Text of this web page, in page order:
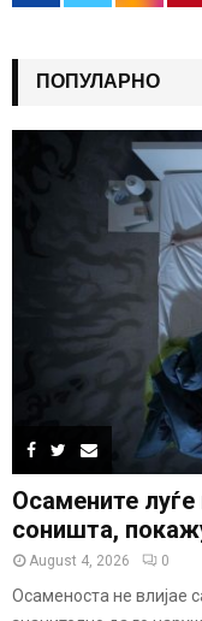
ПОПУЛАРНО
Осамените
соништа,
August 4, 2026 0
Осаменоста не влијае